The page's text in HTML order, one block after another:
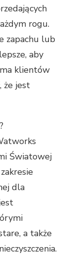
rogu.
zapachu lub
aby
klientów
że jest
Światowej
dla
a także